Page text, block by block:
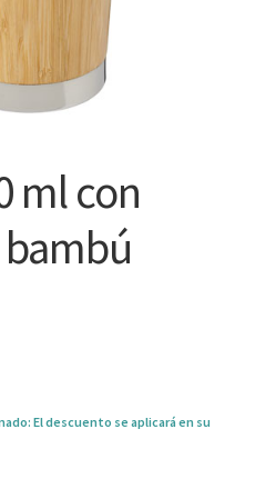
ml con
El descuento se aplicará en su